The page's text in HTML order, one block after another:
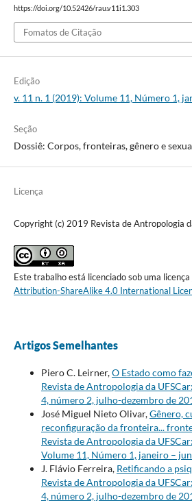
https://doi.org/10.52426/rau.v11i1.303
Fomatos de Citação
Edição
v. 11 n. 1 (2019): Volume 11, Número 1,
Seção
Dossiê: Corpos, fronteiras, gênero e
Licença
Copyright (c) 2019 Revista de Antropologia
Este trabalho está licenciado sob uma licença
Attribution-ShareAlike 4.0 International
Artigos Semelhantes
Piero C. Leirner,O Estado como
Revista de Antropologia da
4, número 2, julho-dezembro de
José Miguel Nieto Olivar,Gênero,
reconfiguração da fronteira...
Revista de Antropologia da
Volume 11, Número 1, janeiro –
J. Flávio Ferreira, Retificando a
Revista de Antropologia da
4, número 2, julho-dezembro de